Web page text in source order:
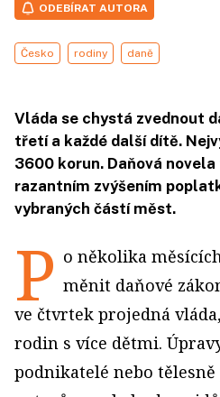
ODEBÍRAT AUTORA
Česko rodiny daně
Vláda se chystá zvednout
třetí a každé další dítě.
3600 korun. Daňová
razantním zvýšením
vybraných částí měst.
P o několika
měnit daňové
ve čtvrtek projedná
rodin s více dětmi.
podnikatelé nebo tělesně